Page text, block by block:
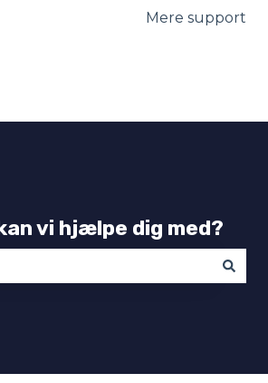
for oversættelserMere support
vi hjælpe dig med?